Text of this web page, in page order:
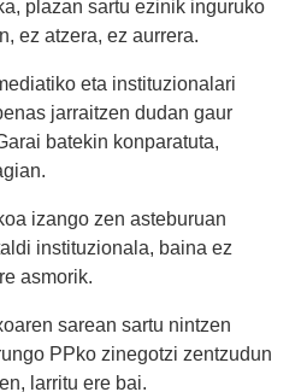
plazan sartu ezinik inguruko
ez atzera, ez aurrera.
eta instituzionalari
jarraitzen dudan gaur
batekin konparatuta,
izango zen asteburuan
instituzionala, baina ez
asmorik.
sarean sartu nintzen
PPko zinegotzi zentzudun
larritu ere bai.